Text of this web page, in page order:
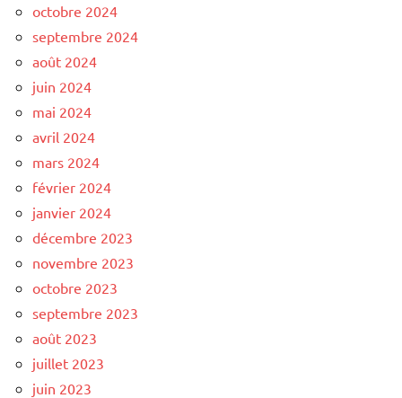
octobre 2024
septembre 2024
août 2024
juin 2024
mai 2024
avril 2024
mars 2024
février 2024
janvier 2024
décembre 2023
novembre 2023
octobre 2023
septembre 2023
août 2023
juillet 2023
juin 2023